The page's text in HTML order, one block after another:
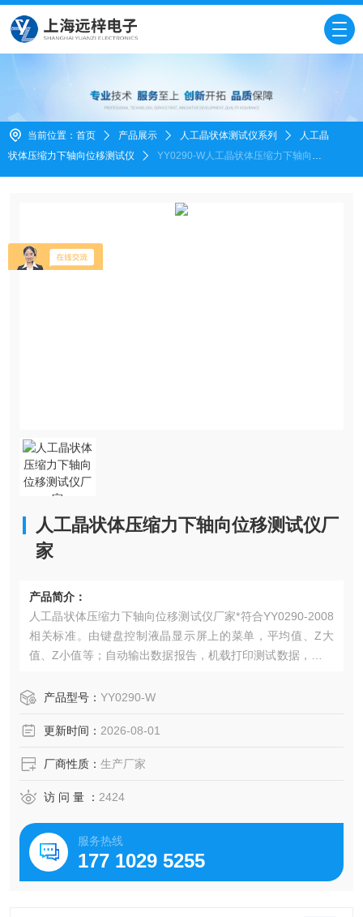
当前位置： 首页 产品展示 人工晶状体测试仪系列
人工晶
状体压缩力下轴向位移测试仪
YY0290-W人工晶状体压缩力下轴向位
移测试仪厂家
人工晶状体压缩力下轴向位移测试仪厂
家
产品简介：
人工晶状体压缩力下轴向位移测试仪厂家*符合YY0290-2008
相关标准。由键盘控制液晶显示屏上的菜单，平均值、Z大
值、Z小值等；自动输出数据报告，机载打印测试数据，通过
产品型号： YY0290-W
更新时间： 2026-08-01
厂商性质： 生产厂家
访 问 量 ： 2424
服务热线
177 1029 5255